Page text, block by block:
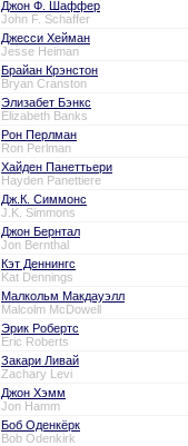
Джон Ф. Шаффер
John F. Schaffer
Джесси Хейман
Jesse Heiman
Брайан Крэнстон
Bryan Cranston
Элизабет Бэнкс
Elizabeth Banks
Рон Перлман
Ron Perlman
Хайден Панеттьери
Hayden Panettiere
Дж.К. Симмонс
J.K. Simmons
Джон Бернтал
Jon Bernthal
Кэт Деннингс
Kat Dennings
Малкольм Макдауэлл
Malcolm McDowell
Эрик Робертс
Eric Roberts
Закари Ливай
Zachary Levi
Джон Хэмм
Jon Hamm
Боб Оденкёрк
Bob Odenkirk